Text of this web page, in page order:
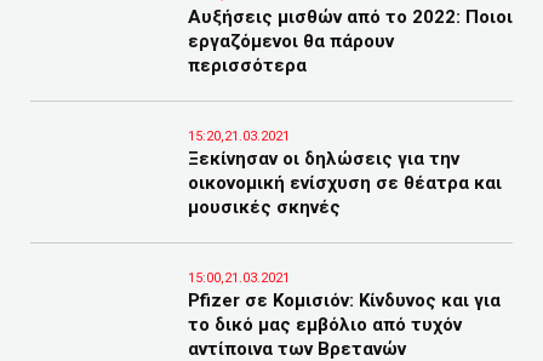
Αυξήσεις μισθών από το 2022: Ποιοι
εργαζόμενοι θα πάρουν
περισσότερα
15:20,21.03.2021
Ξεκίνησαν οι δηλώσεις για την
οικονομική ενίσχυση σε θέατρα και
μουσικές σκηνές
15:00,21.03.2021
Pfizer σε Κομισιόν: Κίνδυνος και για
το δικό μας εμβόλιο από τυχόν
αντίποινα των Βρετανών